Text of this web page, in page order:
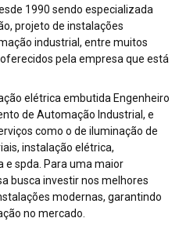
1990 sendo especializada
projeto de instalações
industrial, entre muitos
pela empresa que está
elétrica embutida Engenheiro
de Automação Industrial, e
como o de iluminação de
instalação elétrica,
e spda. Para uma maior
busca investir nos melhores
modernas, garantindo
no mercado.